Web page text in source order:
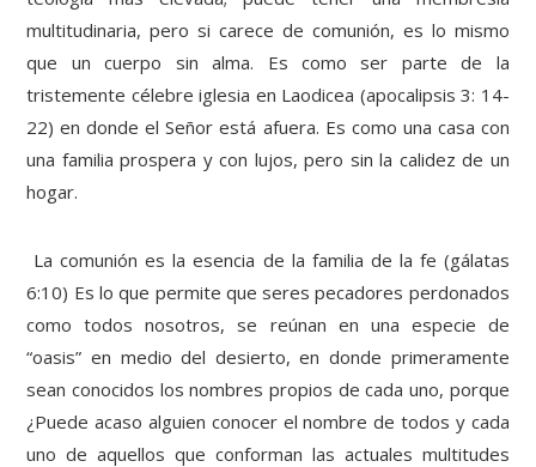
multitudinaria, pero si carece de comunión, es lo mismo
que un cuerpo sin alma. Es como ser parte de la
tristemente célebre iglesia en Laodicea (apocalipsis 3: 14-
22) en donde el Señor está afuera. Es como una casa con
una familia prospera y con lujos, pero sin la calidez de un
hogar.
La comunión es la esencia de la familia de la fe (gálatas
6:10) Es lo que permite que seres pecadores perdonados
como todos nosotros, se reúnan en una especie de
“oasis” en medio del desierto, en donde primeramente
sean conocidos los nombres propios de cada uno, porque
¿Puede acaso alguien conocer el nombre de todos y cada
uno de aquellos que conforman las actuales multitudes